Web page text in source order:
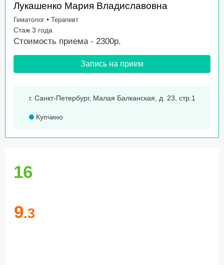
Лукашенко Мария Владиславовна
Гематолог • Терапевт
Стаж 3 года
Стоимость приема - 2300р.
Запись на прием
г. Санкт-Петербург, Малая Балканская, д. 23, стр.1
Купчино
16
9.3